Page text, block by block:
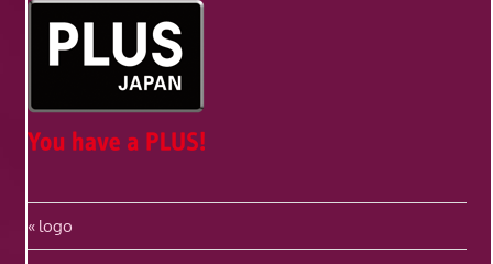
Beitragsnavigation
Vorheriger
Beitrag:
logo